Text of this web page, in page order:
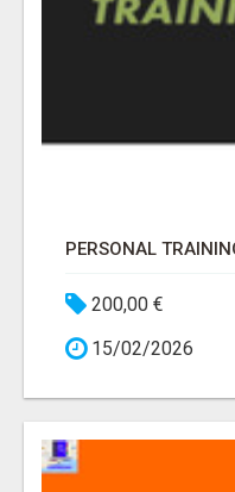
PERSONAL
200,00 €
15/02/2026